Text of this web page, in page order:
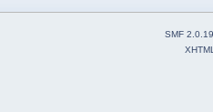
SMF 2.0.19